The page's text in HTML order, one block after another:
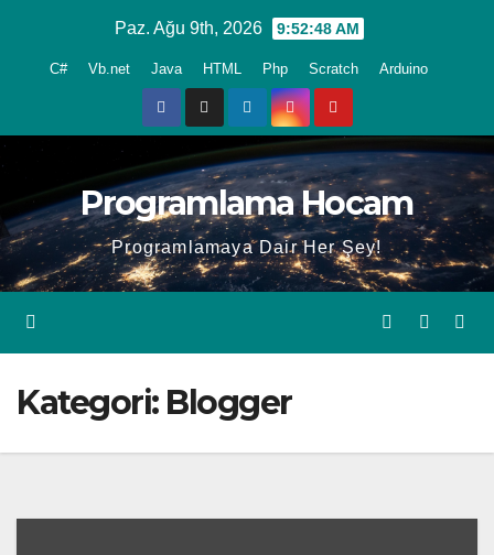
Paz. Ağu 9th, 2026 9:52:48 AM
C# Vb.net Java HTML Php Scratch Arduino
Programlama Hocam
Programlamaya Dair Her Şey!
Kategori: Blogger